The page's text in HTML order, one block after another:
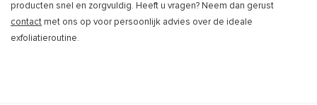
producten snel en zorgvuldig. Heeft u vragen? Neem dan gerust
contact met ons op voor persoonlijk advies over de ideale
exfoliatieroutine.